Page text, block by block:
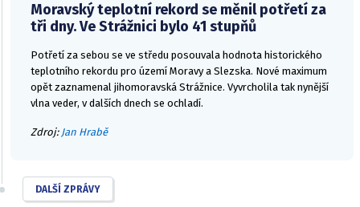
Moravský teplotní rekord se měnil potřetí za
tři dny. Ve Strážnici bylo 41 stupňů
Potřetí za sebou se ve středu posouvala hodnota historického
teplotního rekordu pro území Moravy a Slezska. Nové maximum
opět zaznamenal jihomoravská Strážnice. Vyvrcholila tak nynější
vlna veder, v dalších dnech se ochladí.
Zdroj: Jan Hrabě
DALŠÍ ZPRÁVY